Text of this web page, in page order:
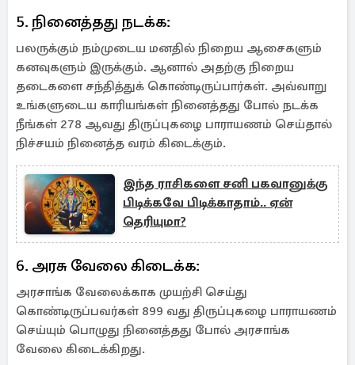
5. நினைத்தது நடக்க:
பலருக்கும் நம்முடைய மனதில் நிறைய ஆசைகளும்
கனவுகளும் இருக்கும். ஆனால் அதற்கு நிறைய
தடைகளை சந்தித்துக் கொண்டிருப்பார்கள். அவ்வாறு
உங்களுடைய காரியங்கள் நினைத்தது போல் நடக்க
நீங்கள் 278 ஆவது திருப்புகழை பாராயணம் செய்தால்
நிச்சயம் நினைத்த வரம் கிடைக்கும்.
இந்த ராசிகளை சனி பகவானுக்கு
பிடிக்கவே பிடிக்காதாம்.. ஏன்
தெரியுமா?
6. அரசு வேலை கிடைக்க:
அரசாங்க வேலைக்காக முயற்சி செய்து
கொண்டிருப்பவர்கள் 899 வது திருப்புகழை பாராயணம்
செய்யும் பொழுது நினைத்தது போல் அரசாங்க
வேலை கிடைக்கிறது.